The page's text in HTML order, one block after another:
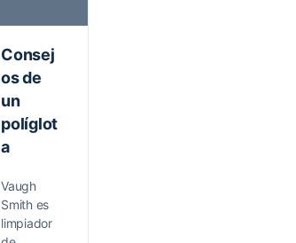
Consej
os de
un
políglot
a
Vaugh
Smith es
limpiador